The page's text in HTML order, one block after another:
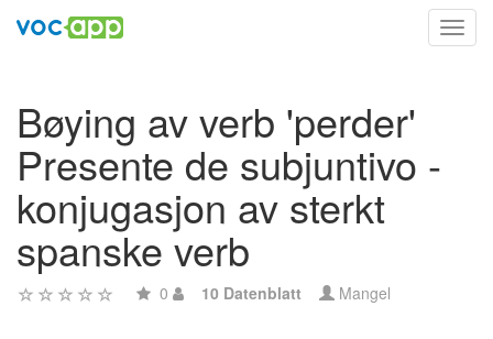
Bøying av verb 'perder'
Presente de subjuntivo -
konjugasjon av sterkt
spanske verb
0 10 Datenblatt Mangel